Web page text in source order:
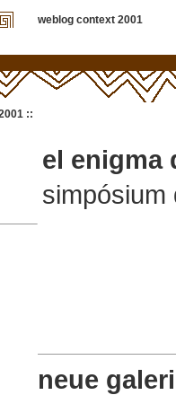
weblog context 2001
::
el enigma
simpósium
neue